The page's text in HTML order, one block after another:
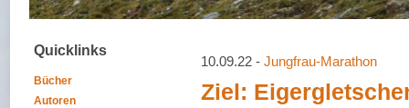
Quicklinks
Bücher
Autoren
10.09.22 - Jungfrau-Marathon
Ziel: